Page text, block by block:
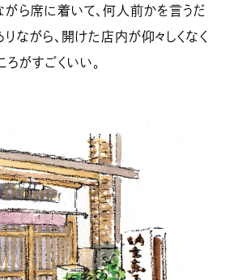
がら席に着いて、何人前かを言うだ
ながら、開けた店内が仰々しくなく
ろがすごくいい。